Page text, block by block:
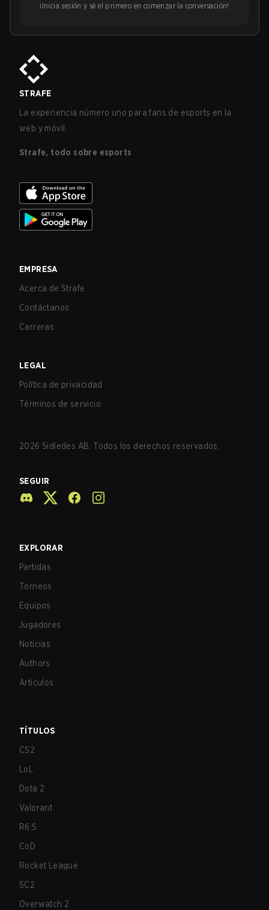
¡Inicia sesión y sé el primero en comenzar la conversación!
STRAFE
La experiencia número uno para fans de esports en la
web y móvil.
Strafe, todo sobre esports
EMPRESA
Acerca de Strafe
Contáctanos
Carreras
LEGAL
Política de privacidad
Términos de servicio
2026 Sidledes AB. Todos los derechos reservados.
SEGUIR
EXPLORAR
Partidas
Torneos
Equipos
Jugadores
Noticias
Authors
Artículos
TÍTULOS
CS2
LoL
Dota 2
Valorant
R6:S
CoD
Rocket League
SC2
Overwatch 2